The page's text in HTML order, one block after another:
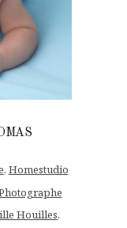
, Homestudio
Houilles,